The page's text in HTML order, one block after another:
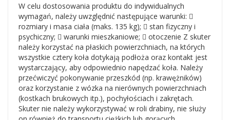
W celu dostosowania produktu do indywidualnych
wymagań, należy uwzględnić następujące warunki: 
rozmiary i masa ciała (maks. 135 kg);  stan fizyczny i
psychiczny;  warunki mieszkaniowe;  otoczenie Z skuter
należy korzystać na płaskich powierzchniach, na których
wszystkie cztery koła dotykają podłoża oraz kontakt jest
wystarczający, aby odpowiednio napędzać koła. Należy
przećwiczyć pokonywanie przeszkód (np. krawężników)
oraz korzystanie z wózka na nierównych powierzchniach
(kostkach brukowych itp.), pochyłościach i zakrętach.
Skuter nie należy wykorzystywać w roli drabiny, nie służy